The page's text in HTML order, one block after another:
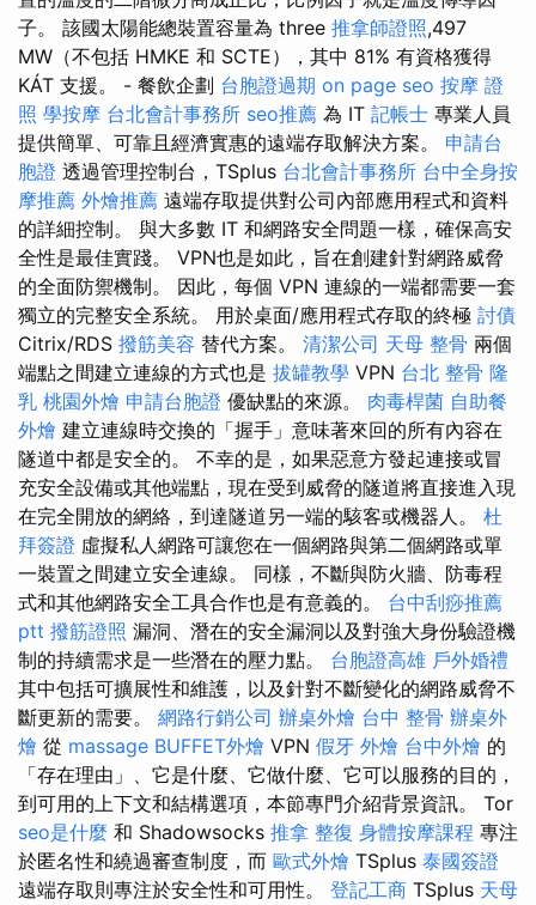
子。 該國太陽能總裝置容量為 three 推拿師證照,497
MW（不包括 HMKE 和 SCTE），其中 81% 有資格獲得
KÁT 支援。 - 餐飲企劃 台胞證過期 on page seo 按摩 證
照 學按摩 台北會計事務所 seo推薦 為 IT 記帳士 專業人員
提供簡單、可靠且經濟實惠的遠端存取解決方案。 申請台
胞證 透過管理控制台，TSplus 台北會計事務所 台中全身按
摩推薦 外燴推薦 遠端存取提供對公司內部應用程式和資料
的詳細控制。 與大多數 IT 和網路安全問題一樣，確保高安
全性是最佳實踐。 VPN也是如此，旨在創建針對網路威脅
的全面防禦機制。 因此，每個 VPN 連線的一端都需要一套
獨立的完整安全系統。 用於桌面/應用程式存取的終極 討債
Citrix/RDS 撥筋美容 替代方案。 清潔公司 天母 整骨 兩個
端點之間建立連線的方式也是 拔罐教學 VPN 台北 整骨 隆
乳 桃園外燴 申請台胞證 優缺點的來源。 肉毒桿菌 自助餐
外燴 建立連線時交換的「握手」意味著來回的所有內容在
隧道中都是安全的。 不幸的是，如果惡意方發起連接或冒
充安全設備或其他端點，現在受到威脅的隧道將直接進入現
在完全開放的網絡，到達隧道另一端的駭客或機器人。 杜
拜簽證 虛擬私人網路可讓您在一個網路與第二個網路或單
一裝置之間建立安全連線。 同樣，不斷與防火牆、防毒程
式和其他網路安全工具合作也是有意義的。 台中刮痧推薦
ptt 撥筋證照 漏洞、潛在的安全漏洞以及對強大身份驗證機
制的持續需求是一些潛在的壓力點。 台胞證高雄 戶外婚禮
其中包括可擴展性和維護，以及針對不斷變化的網路威脅不
斷更新的需要。 網路行銷公司 辦桌外燴 台中 整骨 辦桌外
燴 從 massage BUFFET外燴 VPN 假牙 外燴 台中外燴 的
「存在理由」、它是什麼、它做什麼、它可以服務的目的，
到可用的上下文和結構選項，本節專門介紹背景資訊。 Tor
seo是什麼 和 Shadowsocks 推拿 整復 身體按摩課程 專注
於匿名性和繞過審查制度，而 歐式外燴 TSplus 泰國簽證
遠端存取則專注於安全性和可用性。 登記工商 TSplus 天母